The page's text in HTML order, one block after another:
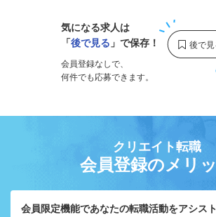
気になる求人は
「後で見る 」で保存！
会員登録なしで、
何件でも応募できます。
クリエイト転職
会員登録のメリ
会員限定機能であなたの転職活動をアシスト